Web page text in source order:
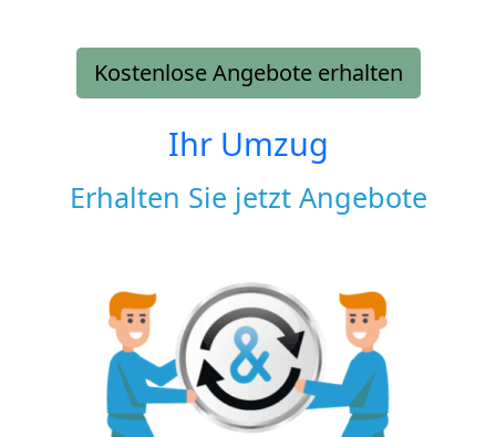
Kostenlose Angebote erhalten
Ihr Umzug
Erhalten Sie jetzt Angebote